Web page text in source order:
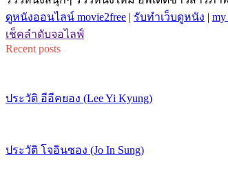
ดูหนังออนไลน์ movie2free | รับทำเว็บดูหนัง | my
เช็คลำดับจอไลฟ์
Recent posts
ประวัติ อีอีคยอง (Lee Yi Kyung)
ประวัติ โจอินซอง (Jo In Sung)